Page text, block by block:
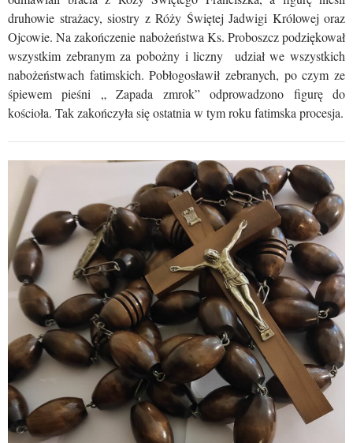
druhowie strażacy, siostry z Róży Świętej Jadwigi Królowej oraz
Ojcowie. Na zakończenie nabożeństwa Ks. Proboszcz podziękował
wszystkim zebranym za pobożny i liczny udział we wszystkich
nabożeństwach fatimskich. Pobłogosławił zebranych, po czym ze
śpiewem pieśni „ Zapada zmrok” odprowadzono figurę do
kościoła. Tak zakończyła się ostatnia w tym roku fatimska procesja.